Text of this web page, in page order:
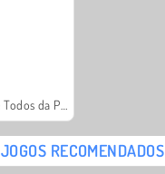
JOGOS RECOMENDADOS